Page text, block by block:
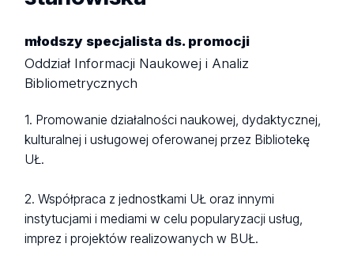
młodszy specjalista ds. promocji
Oddział Informacji Naukowej i Analiz
Bibliometrycznych
1. Promowanie działalności naukowej, dydaktycznej,
kulturalnej i usługowej oferowanej przez Bibliotekę
UŁ.
2. Współpraca z jednostkami UŁ oraz innymi
instytucjami i mediami w celu popularyzacji usług,
imprez i projektów realizowanych w BUŁ.